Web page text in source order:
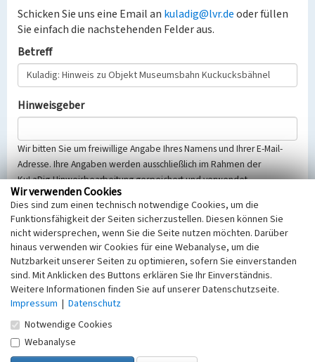
Schicken Sie uns eine Email an kuladig@lvr.deoder füllen
Sie einfach die nachstehenden Felder aus.
Betreff
Hinweisgeber
Wir bitten Sie um freiwillige Angabe Ihres Namens und Ihrer E-Mail-
Adresse. Ihre Angaben werden ausschließlich im Rahmen der
KuLaDig-Hinweisbearbeitung gespeichert und verwendet.
Selbstverständlich werden diese entsprechend der Vorschriften des
Telemediengesetzes, des Datenschutzgesetzes NRW und der seit
dem 25.05.2018 gültigen Europäischen Datenschutzgrundverordnung
(EU-DSGVO) vertraulich behandelt, beachten Sie bitte unsere
Hinweise zumDatenschutz
Nachricht
Wir verwenden Cookies
Dies sind zum einen technisch notwendige Cookies, um die
Funktionsfähigkeit der Seiten sicherzustellen. Diesen können Sie
nicht widersprechen, wenn Sie die Seite nutzen möchten. Darüber
hinaus verwenden wir Cookies für eine Webanalyse, um die
Nutzbarkeit unserer Seiten zu optimieren, sofern Sie einverstanden
sind. Mit Anklicken des Buttons erklären Sie Ihr Einverständnis.
Weitere Informationen finden Sie auf unserer Datenschutzseite.
Impressum | Datenschutz
Notwendige Cookies
Webanalyse